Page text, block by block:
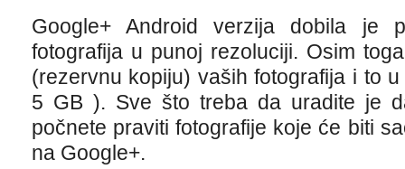
Google+ Android verzija dobila je
fotografija u punoj rezoluciji. Osim
(rezervnu kopiju) vaših fotografija i to
5 GB ). Sve što treba da uradite je
počnete praviti fotografije koje će biti
na Google+.